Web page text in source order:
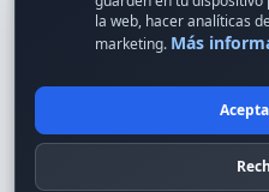
© 2024 Erson Tecnología.
la web, hacer analíticas
marketing. Más